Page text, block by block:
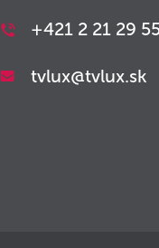
+421 2 21 29
tvlux@tvlux.sk